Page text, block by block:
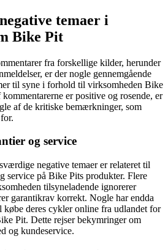
temaer i
Bike Pit
fra forskellige kilder, herunder
er der nogle gennemgående
til syne i forhold til virksomheden Bike
er positive og rosende, er
af de kritiske bemærkninger, som
og service
negative temaer er relateret til
service på Bike Pits produkter. Flere
tilsyneladende ignorerer
garantikrav korrekt. Nogle har endda
deres cykler online fra udlandet for
Pit. Dette rejser bekymringer om
og kundeservice.